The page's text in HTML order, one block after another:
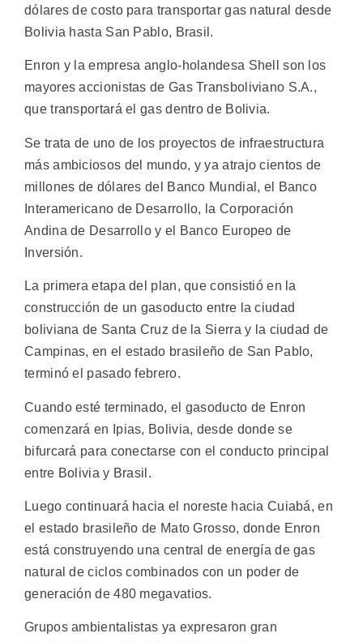
dólares de costo para transportar gas natural desde
Bolivia hasta San Pablo, Brasil.
Enron y la empresa anglo-holandesa Shell son los
mayores accionistas de Gas Transboliviano S.A.,
que transportará el gas dentro de Bolivia.
Se trata de uno de los proyectos de infraestructura
más ambiciosos del mundo, y ya atrajo cientos de
millones de dólares del Banco Mundial, el Banco
Interamericano de Desarrollo, la Corporación
Andina de Desarrollo y el Banco Europeo de
Inversión.
La primera etapa del plan, que consistió en la
construcción de un gasoducto entre la ciudad
boliviana de Santa Cruz de la Sierra y la ciudad de
Campinas, en el estado brasileño de San Pablo,
terminó el pasado febrero.
Cuando esté terminado, el gasoducto de Enron
comenzará en Ipias, Bolivia, desde donde se
bifurcará para conectarse con el conducto principal
entre Bolivia y Brasil.
Luego continuará hacia el noreste hacia Cuiabá, en
el estado brasileño de Mato Grosso, donde Enron
está construyendo una central de energía de gas
natural de ciclos combinados con un poder de
generación de 480 megavatios.
Grupos ambientalistas ya expresaron gran